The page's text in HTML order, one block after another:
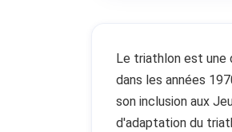
Le triathlon est une
dans les années
son inclusion aux
d'adaptation du